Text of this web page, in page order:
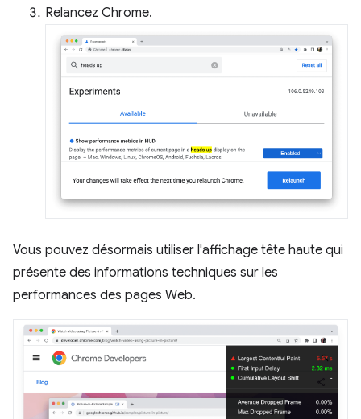
Relancez Chrome.
Vous pouvez désormais utiliser l'affichage tête haute qui
présente des informations techniques sur les
performances des pages Web.